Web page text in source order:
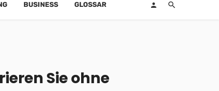
BUSINESS GLOSSAR
Sie ohne